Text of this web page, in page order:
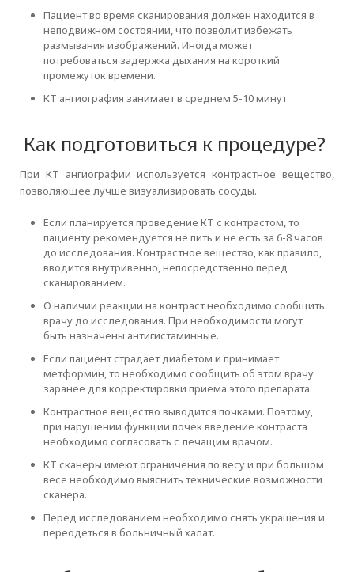
Пациент во время сканирования должен находится в
неподвижном состоянии, что позволит избежать
размывания изображений. Иногда может
потребоваться задержка дыхания на короткий
промежуток времени.
КТ ангиография занимает в среднем 5-10 минут
Как подготовиться к процедуре?
При КТ ангиографии используется контрастное вещество,
позволяющее лучше визуализировать сосуды.
Если планируется проведение КТ с контрастом, то
пациенту рекомендуется не пить и не есть за 6-8 часов
до исследования. Контрастное вещество, как правило,
вводится внутривенно, непосредственно перед
сканированием.
О наличии реакции на контраст необходимо сообщить
врачу до исследования. При необходимости могут
быть назначены антигистаминные.
Если пациент страдает диабетом и принимает
метформин, то необходимо сообщить об этом врачу
заранее для корректировки приема этого препарата.
Контрастное вещество выводится почками. Поэтому,
при нарушении функции почек введение контраста
необходимо согласовать с лечащим врачом.
КТ сканеры имеют ограничения по весу и при большом
весе необходимо выяснить технические возможности
сканера.
Перед исследованием необходимо снять украшения и
переодеться в больничный халат.